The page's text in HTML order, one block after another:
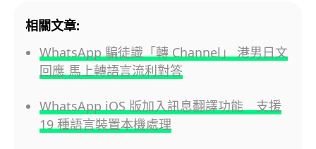
相關文章:
WhatsApp 騙徒識「轉 Channel」 港男日文
回應 馬上轉語言流利對答
WhatsApp iOS 版加入訊息翻譯功能 支援
19 種語言裝置本機處理